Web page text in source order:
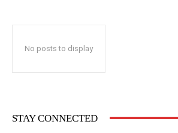
No posts to display
STAY CONNECTED